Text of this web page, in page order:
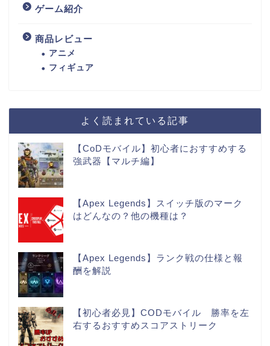
ゲーム紹介
商品レビュー
アニメ
フィギュア
よく読まれている記事
【CoDモバイル】初心者におすすめする
強武器【マルチ編】
【Apex Legends】スイッチ版のマーク
はどんなの？他の機種は？
【Apex Legends】ランク戦の仕様と報
酬を解説
【初心者必見】CODモバイル 勝率を左
右するおすすめスコアストリーク